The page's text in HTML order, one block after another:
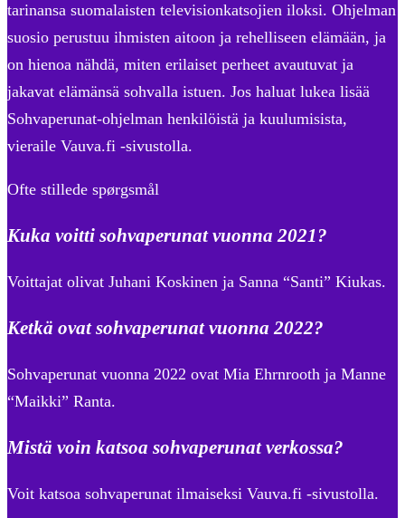
tarinansa suomalaisten televisionkatsojien iloksi. Ohjelman
suosio perustuu ihmisten aitoon ja rehelliseen elämään, ja
on hienoa nähdä, miten erilaiset perheet avautuvat ja
jakavat elämänsä sohvalla istuen. Jos haluat lukea lisää
Sohvaperunat-ohjelman henkilöistä ja kuulumisista,
vieraile Vauva.fi -sivustolla.
Ofte stillede spørgsmål
Kuka voitti sohvaperunat vuonna 2021?
Voittajat olivat Juhani Koskinen ja Sanna “Santi” Kiukas.
Ketkä ovat sohvaperunat vuonna 2022?
Sohvaperunat vuonna 2022 ovat Mia Ehrnrooth ja Manne
“Maikki” Ranta.
Mistä voin katsoa sohvaperunat verkossa?
Voit katsoa sohvaperunat ilmaiseksi Vauva.fi -sivustolla.